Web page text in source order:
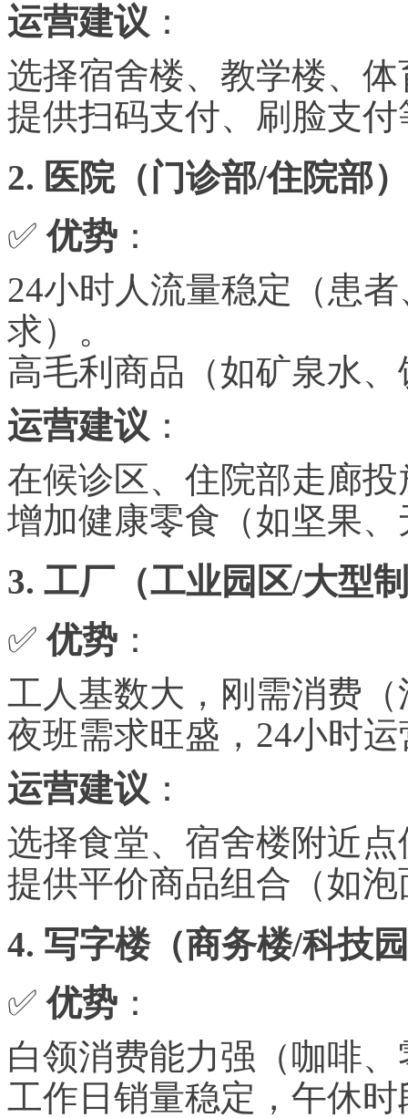
运营建议 ：
选择宿舍楼、教学楼、
提供扫码支付、刷脸支
2. 医院（门诊部/住院部）
✅优势 ：
24小时人流量稳定（患
求）。
高毛利商品（如矿泉水
运营建议 ：
在候诊区、住院部走廊投
增加健康零食（如坚果
3. 工厂（工业园区/大型
✅优势 ：
工人基数大，刚需消费
夜班需求旺盛， 24小时
运营建议 ：
选择食堂、宿舍楼附近点
提供平价商品组合（如泡
4. 写字楼（商务楼/科技
✅优势 ：
白领消费能力强（咖啡
工作日销量稳定，午休